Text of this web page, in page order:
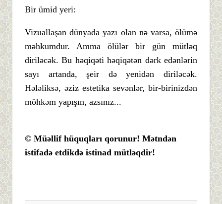
Bir ümid yeri:
Vizuallaşan dünyada yazı olan nə varsa, ölümə
məhkumdur. Amma ölülər bir gün mütləq
diriləcək. Bu həqiqəti həqiqətən dərk edənlərin
sayı artanda, şeir də yenidən diriləcək.
Hələliksə, əziz estetika sevənlər, bir-birinizdən
möhkəm yapışın, azsınız...
© Müəllif hüquqları qorunur! Mətndən
istifadə etdikdə istinad mütləqdir!